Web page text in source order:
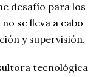
desafío para los
se lleva a cabo
y supervisión.
tecnológica